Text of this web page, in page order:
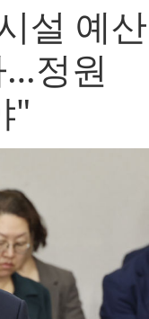
설 예산
정원
"